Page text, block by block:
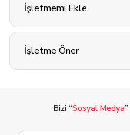
İşletmemi Ekle
İşletme Öner
Bizi “Sosyal Medya